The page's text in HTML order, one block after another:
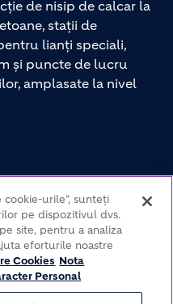
de nisip de calcar la
stații de
lianți speciali,
și puncte de lucru
amplasate la nivel
urile”, sunteți
pe dispozitivul dvs.
site, pentru a analiza
eforturile noastre
Cookies Nota
Personal